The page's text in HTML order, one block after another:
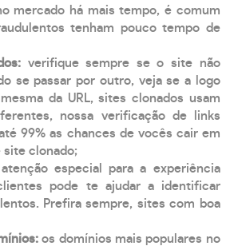
mercado há mais tempo, é comum
tenham pouco tempo de
verifique sempre se o site não
se passar por outro, veja se a logo
da URL, sites clonados usam
nossa verificação de links
99% as chances de vocês cair em
site clonado;
atenção especial para a experiência
pode te ajudar a identificar
Prefira sempre, sites com boa
os domínios mais populares no